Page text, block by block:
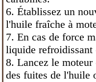
6. Établissez un
l'huile fraîche à
7. En cas de force
liquide
8. Lancez le moteur
des fuites de l'huile